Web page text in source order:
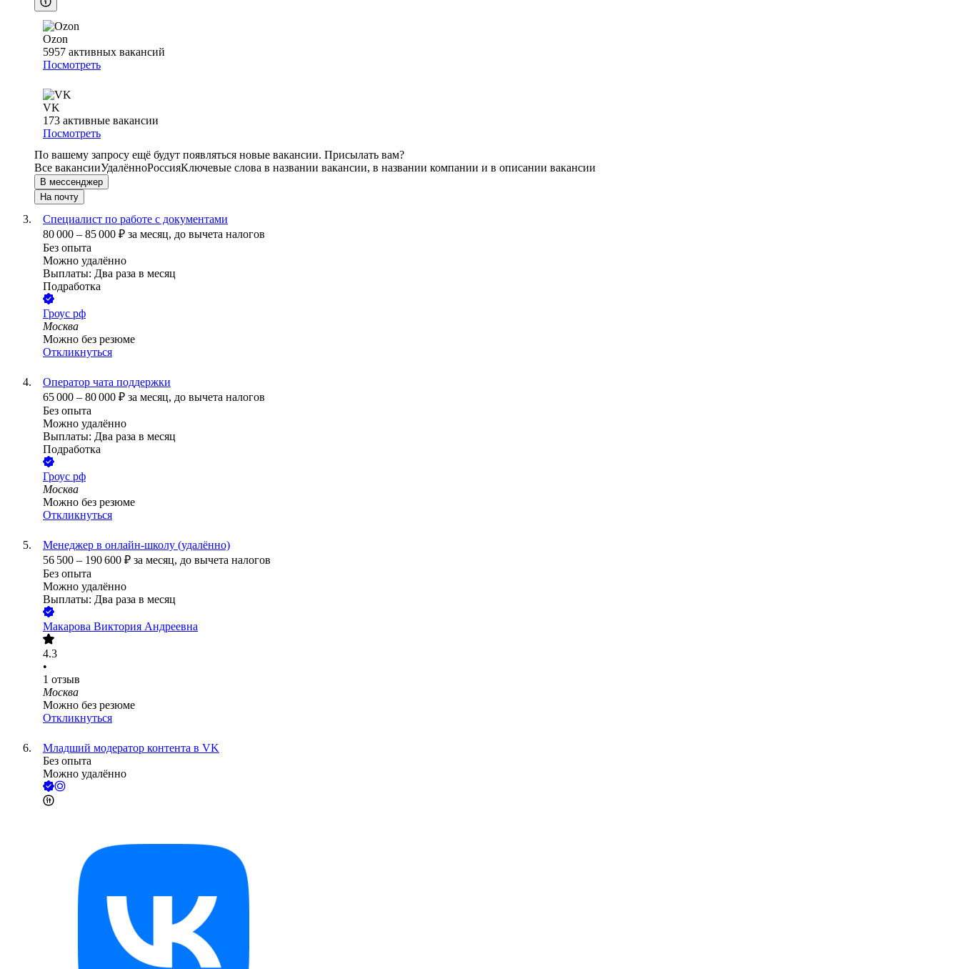
Ozon
5957 активных вакансий
Посмотреть
VK
173 активные вакансии
Посмотреть
По вашему запросу ещё будут появляться новые вакансии. Присылать вам?
Все вакансииУдалённоРоссияКлючевые слова в названии вакансии, в названии компании и в описании вакансии
В мессенджер
На почту
Специалист по работе с документами
80 000 – 85 000 ₽ за месяц, до вычета налогов
Без опыта
Можно удалённо
Выплаты: Два раза в месяц
Подработка
Гроус рф
Москва
Можно без резюме
Откликнуться
Оператор чата поддержки
65 000 – 80 000 ₽ за месяц, до вычета налогов
Без опыта
Можно удалённо
Выплаты: Два раза в месяц
Подработка
Гроус рф
Москва
Можно без резюме
Откликнуться
Менеджер в онлайн-школу (удалённо)
56 500 – 190 600 ₽ за месяц, до вычета налогов
Без опыта
Можно удалённо
Выплаты: Два раза в месяц
Макарова Виктория Андреевна
4.3
•
1 отзыв
Москва
Можно без резюме
Откликнуться
Младший модератор контента в VK
Без опыта
Можно удалённо